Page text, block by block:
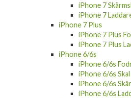
iPhone 7
iPhone 7 Plus
iPhone 7 Plus
iPhone 7 Plus
iPhone 6/6s
iPhone 6/6s
iPhone 6/6s Skal
iPhone 6/6s
iPhone 6/6s
iPhone 6/6s Plus